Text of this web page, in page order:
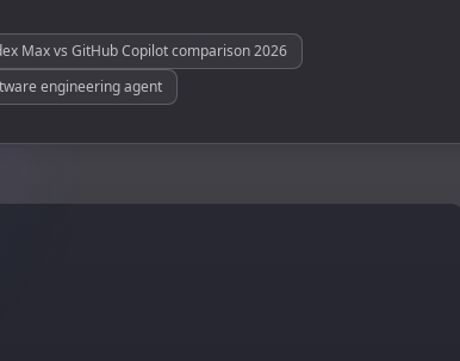
Max vs GitHub Copilot comparison 2026
engineering agent